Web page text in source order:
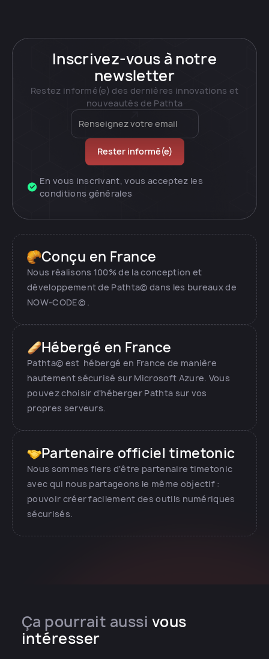
Inscrivez-vous à notre
newsletter
Restez informé(e) des dernières innovations et
nouveautés de Pathta
En vous inscrivant, vous acceptez les
conditions générales
Conçu en France
Nous réalisons 100% de la conception et
développement de Pathta© dans les bureaux de
NOW-CODE© .
Hébergé en France
Pathta© est hébergé en France de manière
hautement sécurisé sur Microsoft Azure. Vous
pouvez choisir d'héberger Pathta sur vos
propres serveurs.
Partenaire officiel timetonic
Nous sommes fiers d'être partenaire timetonic
avec qui nous partageons le même objectif :
pouvoir créer facilement des outils numériques
sécurisés.
Ça pourrait aussi vous
intéresser